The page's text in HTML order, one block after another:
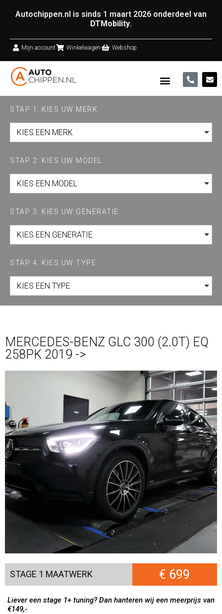
Autochippen.nl is sinds 1 maart 2026 onderdeel van
DTMobility.
Mijn account Winkelwagen Webshop
STAP 1: KIES UW MERK
KIES EEN MERK
STAP 2: KIES UW MODEL
KIES EEN MODEL
STAP 3: KIES UW GENERATIE
KIES EEN GENERATIE
STAP 4: KIES UW TYPE
KIES EEN TYPE
MERCEDES-BENZ GLC 300 (2.0T) EQ
258PK 2019 ->
STAGE 1 MAATWERK € 699
Liever een stage 1+ tuning? Dan hanteren wij een meerprijs van
€149,-